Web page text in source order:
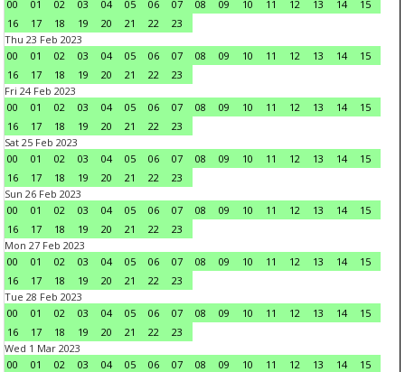
00
01 02 03 04 05 06 07 08 09 10 11 12 13 14
15
16
17 18 19 20 21 22
23
Thu 23 Feb 2023
00
01 02 03 04 05 06 07 08 09 10 11 12 13 14
15
16
17 18 19 20 21 22
23
Fri 24 Feb 2023
00
01 02 03 04 05 06 07 08 09 10 11 12 13 14
15
16
17 18 19 20 21 22
23
Sat 25 Feb 2023
00
01 02 03 04 05 06 07 08 09 10 11 12 13 14
15
16
17 18 19 20 21 22
23
Sun 26 Feb 2023
00
01 02 03 04 05 06 07 08 09 10 11 12 13 14
15
16
17 18 19 20 21 22
23
Mon 27 Feb 2023
00
01 02 03 04 05 06 07 08 09 10 11 12 13 14
15
16
17 18 19 20 21 22
23
Tue 28 Feb 2023
00
01 02 03 04 05 06 07 08 09 10 11 12 13 14
15
16
17 18 19 20 21 22
23
Wed 1 Mar 2023
00
01 02 03 04 05 06 07 08 09 10 11 12 13 14
15